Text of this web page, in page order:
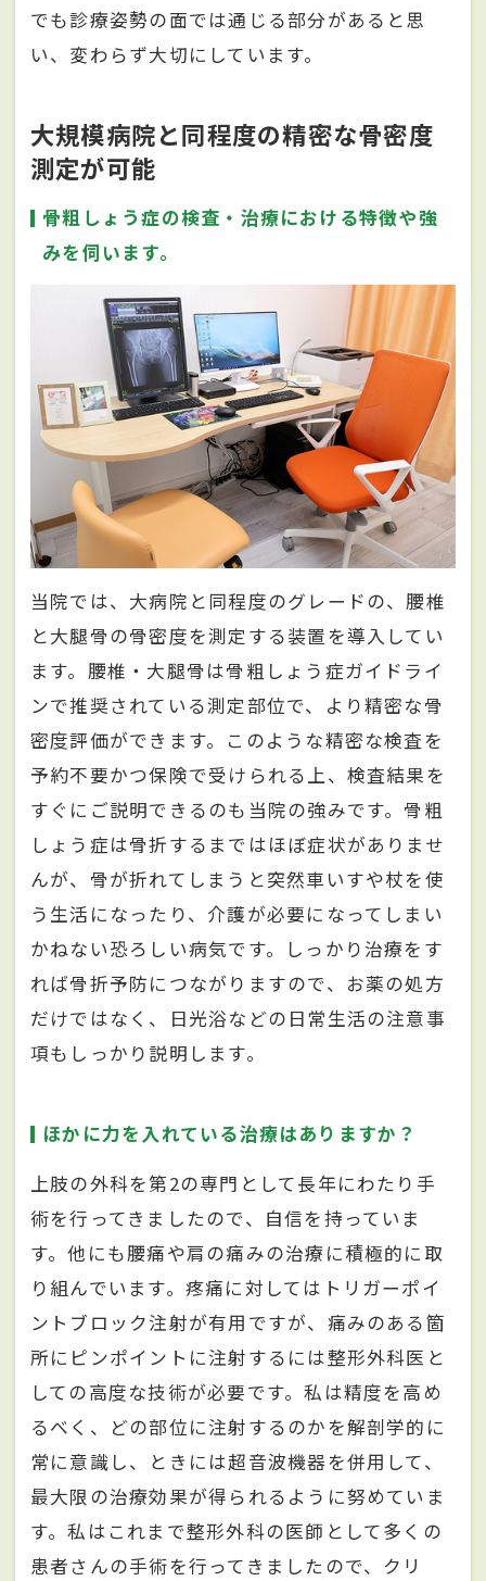
でも診療姿勢の面では通じる部分があると思
い、変わらず大切にしています。
大規模病院と同程度の精密な骨密度
測定が可能
骨粗しょう症の検査・治療における特徴や強
みを伺います。
当院では、大病院と同程度のグレードの、腰椎
と大腿骨の骨密度を測定する装置を導入してい
ます。腰椎・大腿骨は骨粗しょう症ガイドライ
ンで推奨されている測定部位で、より精密な骨
密度評価ができます。このような精密な検査を
予約不要かつ保険で受けられる上、検査結果を
すぐにご説明できるのも当院の強みです。骨粗
しょう症は骨折するまではほぼ症状がありませ
んが、骨が折れてしまうと突然車いすや杖を使
う生活になったり、介護が必要になってしまい
かねない恐ろしい病気です。しっかり治療をす
れば骨折予防につながりますので、お薬の処方
だけではなく、日光浴などの日常生活の注意事
項もしっかり説明します。
ほかに力を入れている治療はありますか？
上肢の外科を第2の専門として長年にわたり手
術を行ってきましたので、自信を持っていま
す。他にも腰痛や肩の痛みの治療に積極的に取
り組んでいます。疼痛に対してはトリガーポイ
ントブロック注射が有用ですが、痛みのある箇
所にピンポイントに注射するには整形外科医と
しての高度な技術が必要です。私は精度を高め
るべく、どの部位に注射するのかを解剖学的に
常に意識し、ときには超音波機器を併用して、
最大限の治療効果が得られるように努めていま
す。私はこれまで整形外科の医師として多くの
患者さんの手術を行ってきましたので、クリ